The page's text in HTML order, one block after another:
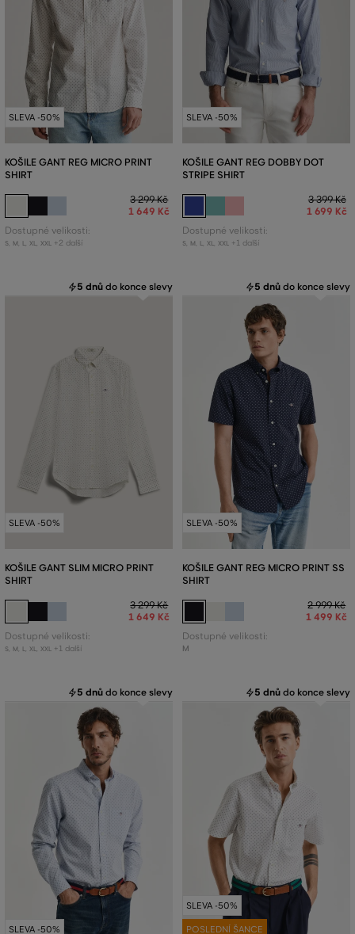
SLEVA -50%
KOŠILE GANT REG MICRO PRINT
SHIRT
3 299 Kč
1 649 Kč
Dostupné velikosti:
S, M L XL XXL +2 další
SLEVA -50%
KOŠILE GANT REG DOBBY DOT
STRIPE SHIRT
3 399 Kč
1 699 Kč
Dostupné velikosti:
S, M L XL XXL +1 další
5 dnů do konce slevy
SLEVA -50%
KOŠILE GANT SLIM MICRO PRINT
SHIRT
3 299 Kč
1 649 Kč
Dostupné velikosti:
S, M L XL XXL +1 další
5 dnů do konce slevy
SLEVA -50%
KOŠILE GANT REG MICRO PRINT SS
SHIRT
2 999 Kč
1 499 Kč
Dostupné velikosti:
M
5 dnů do konce slevy
SLEVA -50%
5 dnů do konce slevy
SLEVA -50%
POSLEDNÍ ŠANCE